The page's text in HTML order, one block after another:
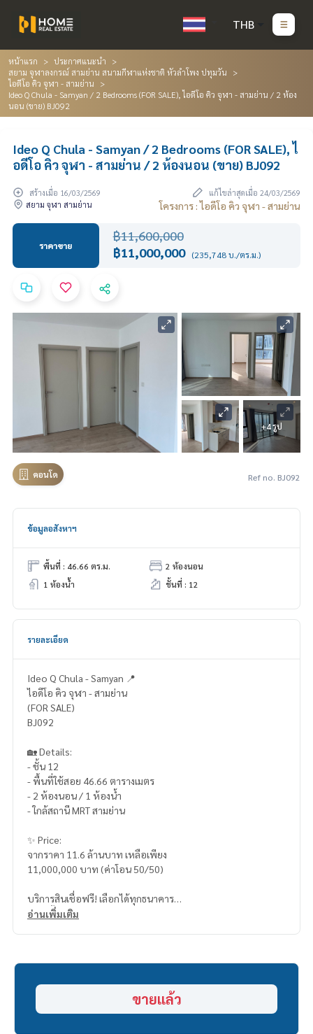
THB
หน้าแรก
ประกาศแนะนำ
สยาม จุฬาลงกรณ์ สามย่าน สนามกีฬาแห่งชาติ หัวลำโพง ปทุมวัน
ไอดีโอ คิว จุฬา - สามย่าน
Ideo Q Chula - Samyan / 2 Bedrooms (FOR SALE), ไอดีโอ คิว จุฬา - สามย่าน / 2 ห้อง
นอน (ขาย) BJ092
Ideo Q Chula - Samyan / 2 Bedrooms (FOR SALE), ไ
อดีโอ คิว จุฬา - สามย่าน / 2 ห้องนอน (ขาย) BJ092
สร้างเมื่อ 16/03/2569
แก้ไขล่าสุดเมื่อ 24/03/2569
สยาม จุฬา สามย่าน
โครงการ : ไอดีโอ คิว จุฬา - สามย่าน
ราคาขาย
฿11,600,000
฿11,000,000 (235,748 บ./ตร.ม.)
+4 รูป
คอนโด Ref no. BJ092
ข้อมูลอสังหาฯ
พื้นที่ : 46.66 ตร.ม.
2 ห้องนอน
1 ห้องน้ำ
ชั้นที่ : 12
รายละเอียด
Ideo Q Chula - Samyan 📍
ไอดีโอ คิว จุฬา - สามย่าน
(FOR SALE)
BJ092
🏡 Details:
- ชั้น 12
- พื้นที่ใช้สอย 46.66 ตารางเมตร
- 2 ห้องนอน / 1 ห้องน้ำ
- ใกล้สถานี MRT สามย่าน
✨ Price:
จากราคา 11.6 ล้านบาท เหลือเพียง
11,000,000 บาท (ค่าโอน 50/50)
บริการสินเชื่อฟรี! เลือกได้ทุกธนาคาร
ดอกเบี้ยพิเศษ วงเงินสูงสุด 90-100%
HOME - REAL ESTATE SERVICES
LINE: @homethailand
อ่านเพิ่มเติม
ขายแล้ว